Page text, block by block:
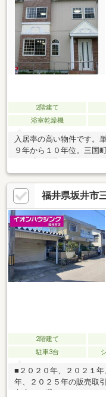
2階建て
浴室乾燥機
入居率の高い物件です。
９年から１０年位。三国
福井県坂井市
2階建て
駐車3台
■２０２０年、２０２１
年、２０２５年の販売取
市店をお選び頂き、あり